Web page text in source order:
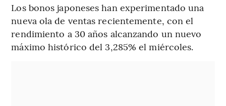
Los bonos japoneses han experimentado una
nueva ola de ventas recientemente, con el
rendimiento a 30 años alcanzando un nuevo
máximo histórico del 3,285% el miércoles.